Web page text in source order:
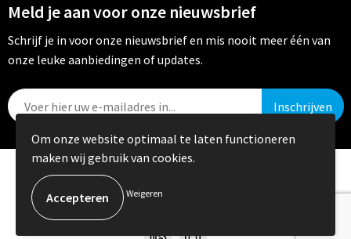
Meld je aan voor onze nieuwsbrief
Schrijf je in voor onze nieuwsbrief en mis nooit meer één van
onze leuke aanbiedingen of updates.
© Copyright Crystal Promotions 2024
Om onze website optimaal te laten functioneren
maken wij gebruik van cookies.
Weigeren